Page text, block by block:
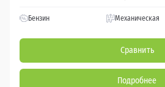
Бензин Механическая
Сравнить
Подробнее